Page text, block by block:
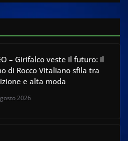
– Girifalco veste il futuro: il
di Rocco Vitaliano sfila tra
e alta moda
2026